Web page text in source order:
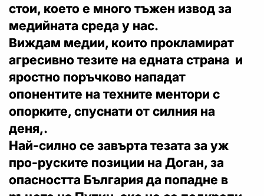
стои, което е много тъжен извод за
медийната среда у нас.
Виждам медии, които прокламират
агресивно тезите на едната страна и
яростно поръчково нападат
опонентите на техните ментори с
опорките, спуснати от силния на
деня,.
Най-силно се завърта тезата за уж
про-руските позиции на Доган, за
опасността България да попадне в